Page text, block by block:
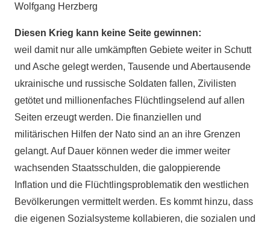
Wolfgang Herzberg
Diesen Krieg kann keine Seite gewinnen:
weil damit nur alle umkämpften Gebiete weiter in Schutt
und Asche gelegt werden, Tausende und Abertausende
ukrainische und russische Soldaten fallen, Zivilisten
getötet und millionenfaches Flüchtlingselend auf allen
Seiten erzeugt werden. Die finanziellen und
militärischen Hilfen der Nato sind an an ihre Grenzen
gelangt. Auf Dauer können weder die immer weiter
wachsenden Staatsschulden, die galoppierende
Inflation und die Flüchtlingsproblematik den westlichen
Bevölkerungen vermittelt werden. Es kommt hinzu, dass
die eigenen Sozialsysteme kollabieren, die sozialen und